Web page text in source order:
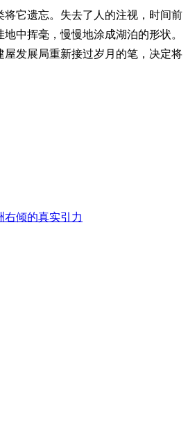
将它遗忘。失去了人的注视，时间前
中挥毫，慢慢地涂成湖泊的形状。
屋发展局重新接过岁月的笔，决定将
右倾的真实引力